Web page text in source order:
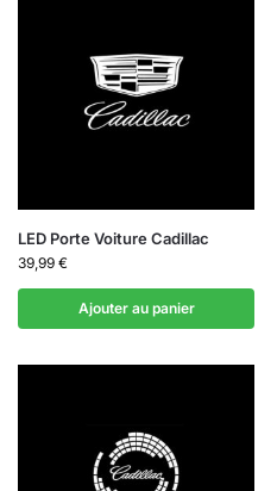
LED Porte Voiture Cadillac
39,99 €
Ajouter au panier